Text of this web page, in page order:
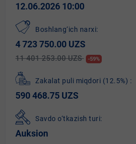
12.06.2026 10:00
Boshlang‘ich narxi:
4 723 750.00 UZS
11 401 253.00 UZS -59%
Zakalat puli miqdori (12.5%) :
590 468.75 UZS
Savdo o‘tkazish turi:
Auksion